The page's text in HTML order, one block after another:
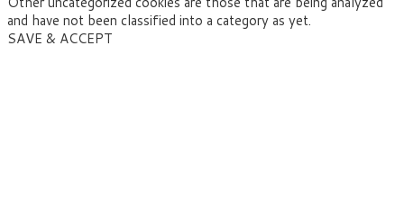
and have not been classified into a category as yet.
SAVE & ACCEPT